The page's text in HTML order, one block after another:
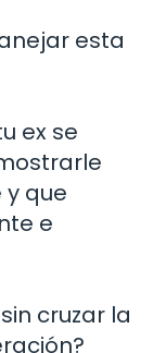
esta
ex se
que
e
cruzar la